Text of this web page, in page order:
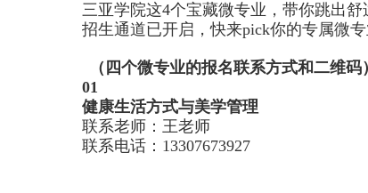
三亚学院这4个宝藏微专业，带你跳出舒
招生通道已开启，快来pick你的专属微
（四个微专业的报名联系方式和二维码
01
健康生活方式与美学管理
联系老师：王老师
联系电话： 13307673927